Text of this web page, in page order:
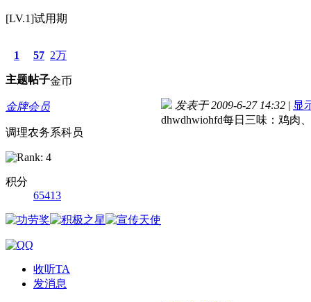
[LV.1]试用期
1
主题
57
帖子
2万
金币
金牌会员
调理农务系科员
积分
65413
收听TA
发消息
发表于 2009-6-27 14:32 | 显
dhwdhwiohfd每日三味：鸡肉